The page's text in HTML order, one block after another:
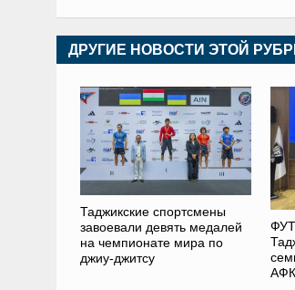
ДРУГИЕ НОВОСТИ ЭТОЙ
Таджикские спортсмены
завоевали девять медалей
на чемпионате мира по
джиу-джитсу